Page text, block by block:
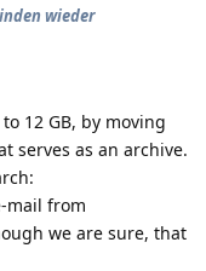
wieder
12 GB, by moving
serves as an archive.
mail from
we are sure, that